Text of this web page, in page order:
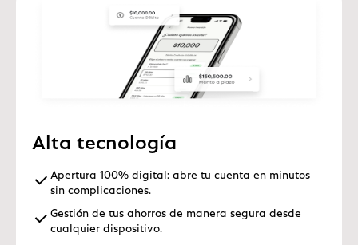
Alta tecnología
Apertura 100% digital: abre tu cuenta en minutos
sin complicaciones.
Gestión de tus ahorros de manera segura desde
cualquier dispositivo.